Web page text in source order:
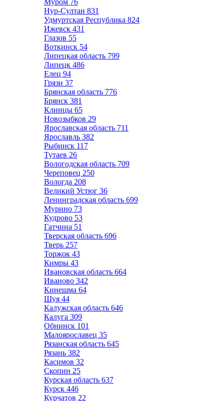
Муром 76
Нур-Султан 831
Удмуртская Республика 824
Ижевск 431
Глазов 55
Воткинск 54
Липецкая область 799
Липецк 486
Елец 94
Грязи 37
Брянская область 776
Брянск 381
Клинцы 65
Новозыбков 29
Ярославская область 711
Ярославль 382
Рыбинск 117
Тутаев 26
Вологодская область 709
Череповец 250
Вологда 208
Великий Устюг 36
Ленинградская область 699
Мурино 73
Кудрово 53
Гатчина 51
Тверская область 696
Тверь 257
Торжок 43
Кимры 43
Ивановская область 664
Иваново 342
Кинешма 64
Шуя 44
Калужская область 646
Калуга 309
Обнинск 101
Малоярославец 35
Рязанская область 645
Рязань 382
Касимов 32
Скопин 25
Курская область 637
Курск 446
Курчатов 22